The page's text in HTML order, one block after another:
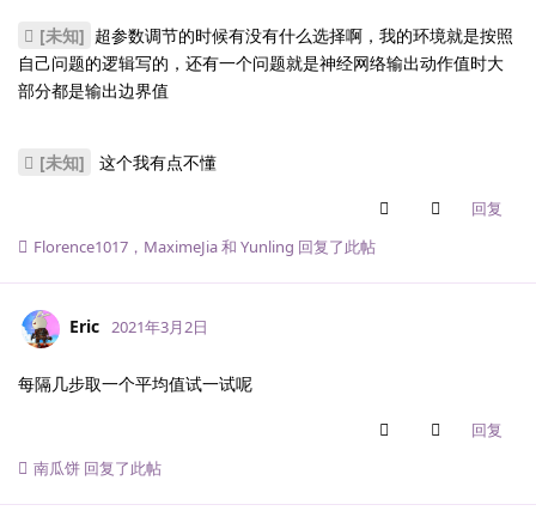
[未知] 超参数调节的时候有没有什么选择啊，我的环境就是按照
自己问题的逻辑写的，还有一个问题就是神经网络输出动作值时大
部分都是输出边界值
[未知] 这个我有点不懂
回复
Florence1017 ， MaximeJia和 Yunling 回复了此帖
Eric 2021年3月2日
每隔几步取一个平均值试一试呢
回复
南瓜饼 回复了此帖